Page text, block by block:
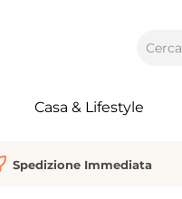
Casa & Lifestyle
Spedizione Immediata